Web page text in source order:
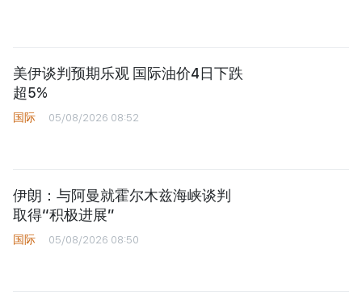
美伊谈判预期乐观 国际油价4日下跌
超5%
国际 05/08/2026 08:52
伊朗：与阿曼就霍尔木兹海峡谈判
取得“积极进展”
国际 05/08/2026 08:50